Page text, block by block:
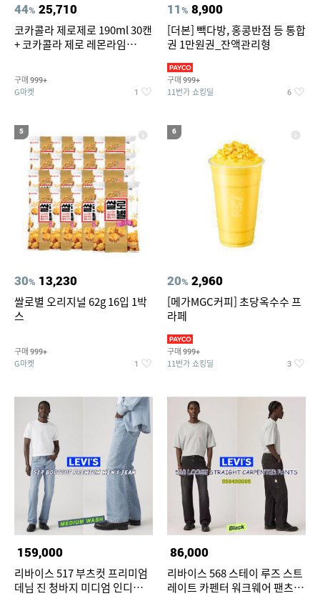
44% 25,710
코카콜라 제로제로 190ml 30캔
+ 코카콜라 제로 레몬라임
티커 세트
구매 999+
G마켓 1
11% 8,900
[더본] 빽다방, 홍콩반점 등 통합
권 1만원권_잔액관리형
구매 999+
11번가 쇼킹딜 6
5
30% 13,230
쌀로별 오리지널 62g 16입 1박
스
구매 999+
G마켓 1
6
20% 2,960
[메가MGC커피] 초당옥수수 프
라페
구매 999+
11번가 쇼킹딜 3
159,000
리바이스 517 부츠컷 프리미엄
데님 진 청바지 미디엄 인디고
86,000
리바이스 568 스테이 루즈 스트
레이트 카펜터 워크웨어 팬츠